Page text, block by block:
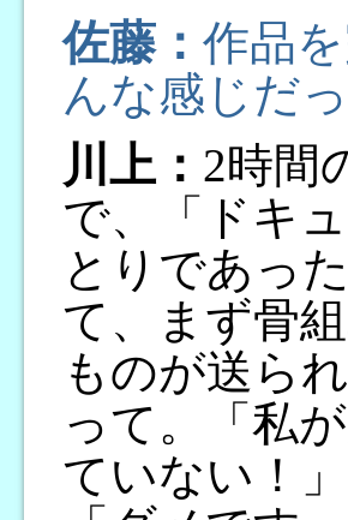
佐藤： 作品
んな感じだ
川上： 2時間
で、「ドキ
とりであっ
て、まず骨
ものが送ら
って。「私
ていない！